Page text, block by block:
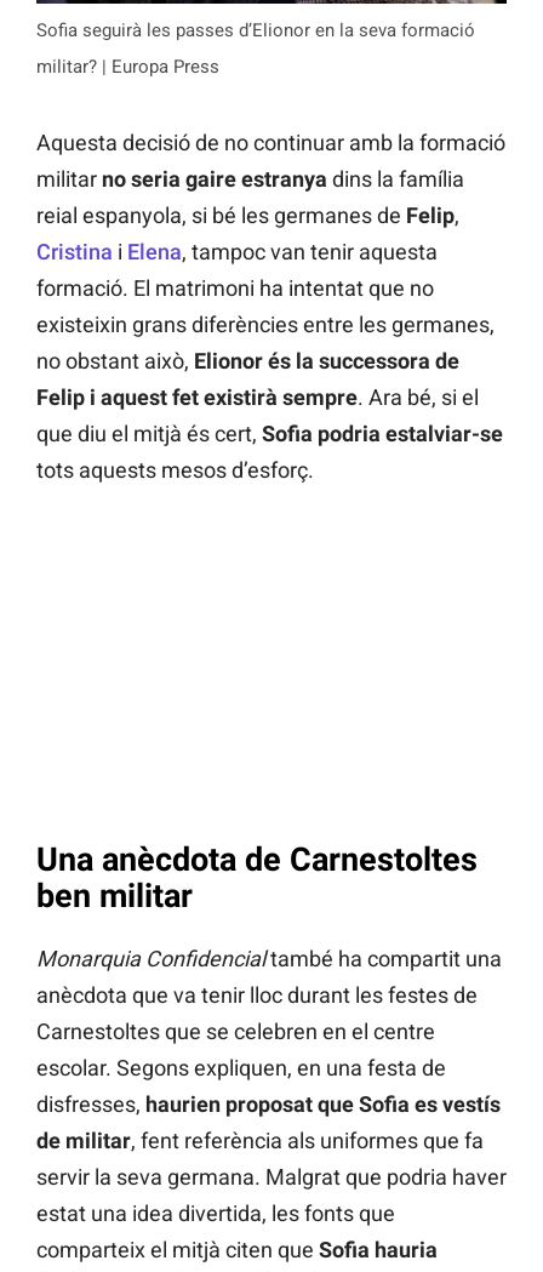
Sofia seguirà les passes d’Elionor en la seva formació
militar? | Europa Press
Aquesta decisió de no continuar amb la formació
militar no seria gaire estranya dins la família
reial espanyola, si bé les germanes de Felip,
Cristina i Elena, tampoc van tenir aquesta
formació. El matrimoni ha intentat que no
existeixin grans diferències entre les germanes,
no obstant això, Elionor és la successora de
Felip i aquest fet existirà sempre. Ara bé, si el
que diu el mitjà és cert, Sofia podria estalviar-se
tots aquests mesos d’esforç.
Una anècdota de Carnestoltes
ben militar
Monarquia Confidencialtambé ha compartit una
anècdota que va tenir lloc durant les festes de
Carnestoltes que se celebren en el centre
escolar. Segons expliquen, en una festa de
disfresses, haurien proposat que Sofia es vestís
de militar, fent referència als uniformes que fa
servir la seva germana. Malgrat que podria haver
estat una idea divertida, les fonts que
comparteix el mitjà citen que Sofia hauria